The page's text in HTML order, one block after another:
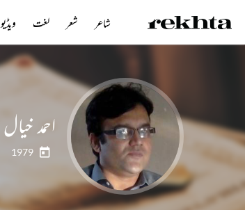
احمد خیال
1979
شاعر شعر لغت ویڈیو